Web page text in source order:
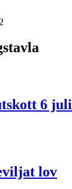
6 juli
lov